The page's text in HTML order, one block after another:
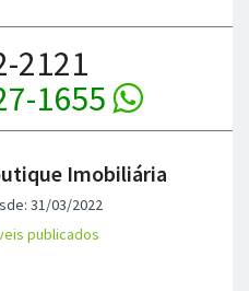
2121
1655
Imobiliária
31/03/2022
publicados